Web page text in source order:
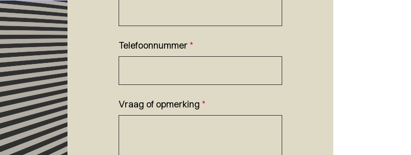
Telefoonnummer *
Vraag of opmerking *